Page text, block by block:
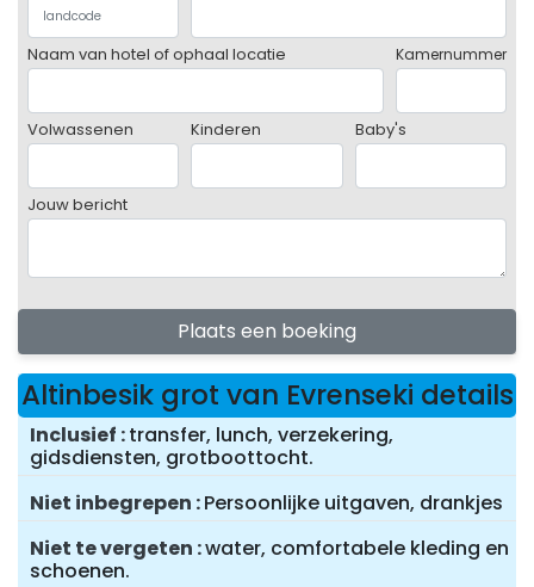
Naam van hotel of ophaal locatie Kamernummer
Volwassenen Kinderen Baby's
Jouw bericht
Plaats een boeking
Altinbesik grot van Evrenseki details
Inclusief transfer, lunch, verzekering,
gidsdiensten, grotboottocht.
Niet inbegrepen Persoonlijke uitgaven, drankjes
Niet te vergeten water, comfortabele kleding en
schoenen.